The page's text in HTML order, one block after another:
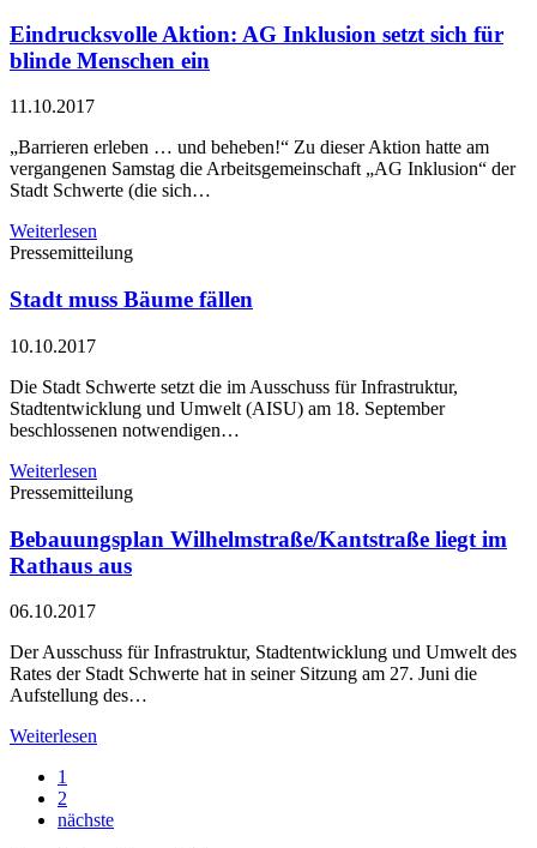
Eindrucksvolle Aktion: AG Inklusion setzt sich für
blinde Menschen ein
11.10.2017
„Barrieren erleben … und beheben!“ Zu dieser Aktion hatte am
vergangenen Samstag die Arbeitsgemeinschaft „AG Inklusion“ der
Stadt Schwerte (die sich…
Weiterlesen
Pressemitteilung
Stadt muss Bäume fällen
10.10.2017
Die Stadt Schwerte setzt die im Ausschuss für Infrastruktur,
Stadtentwicklung und Umwelt (AISU) am 18. September
beschlossenen notwendigen…
Weiterlesen
Pressemitteilung
Bebauungsplan Wilhelmstraße/Kantstraße liegt im
Rathaus aus
06.10.2017
Der Ausschuss für Infrastruktur, Stadtentwicklung und Umwelt des
Rates der Stadt Schwerte hat in seiner Sitzung am 27. Juni die
Aufstellung des…
Weiterlesen
1
2
nächste